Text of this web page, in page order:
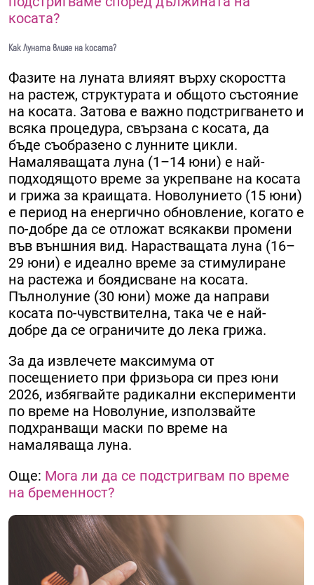
косата?
Как Луната влияе на косата?
Фазите на луната влияят върху скоростта
на растеж, структурата и общото състояние
на косата. Затова е важно подстригването и
всяка процедура, свързана с косата, да
бъде съобразено с лунните цикли.
Намаляващата луна (1–14 юни) е най-
подходящото време за укрепване на косата
и грижа за краищата. Новолунието (15 юни)
е период на енергично обновление, когато е
по-добре да се отложат всякакви промени
във външния вид. Нарастващата луна (16–
29 юни) е идеално време за стимулиране
на растежа и боядисване на косата.
Пълнолуние (30 юни) може да направи
косата по-чувствителна, така че е най-
добре да се ограничите до лека грижа.
За да извлечете максимума от
посещението при фризьора си през юни
2026, избягвайте радикални експерименти
по време на Новолуние, използвайте
подхранващи маски по време на
намаляваща луна.
Още: Мога ли да се подстригвам по време
на бременност?